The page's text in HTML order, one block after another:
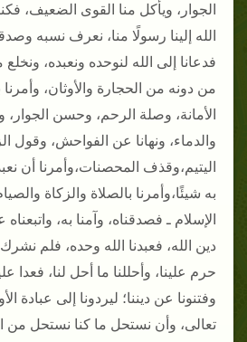
الجوار، ويأكل منا القوى الضعيف،
الله إلينا رسولًا منا، نعرف نسبه
فدعانا إلى الله لنوحده ونعبده، ونخلع
من دونه من الحجارة والأوثان،
الأمانة، وصلة الرحم، وحسن
والدماء، ونهانا عن الفواحش، وقول
اليتيم،وقذف المحصنات،وأمرنا أن
به شيئًا،وأمرنا بالصلاة والزكاة
الإسلام ـ فصدقناه، وآمنا به،
دين الله، فعبدنا الله وحده، فلم
حرم علينا، وأحللنا ما أحل لنا، فعدا
وفتنونا عن ديننا؛ ليردونا إلى عبادة
تعالى، وأن نستحل ما كنا نستحل من